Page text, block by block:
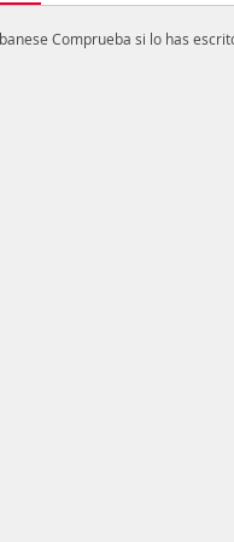
Comprueba si lo has